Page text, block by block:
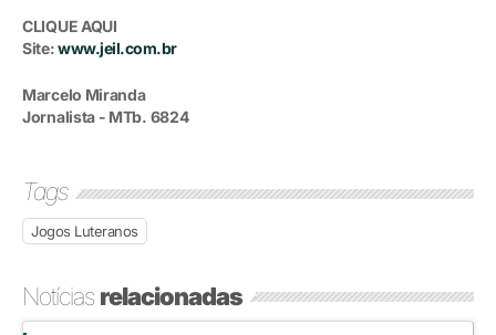
CLIQUE AQUI
Site:www.jeil.com.br
Marcelo Miranda
Jornalista - MTb. 6824
Tags
Jogos Luteranos
Notíciasrelacionadas